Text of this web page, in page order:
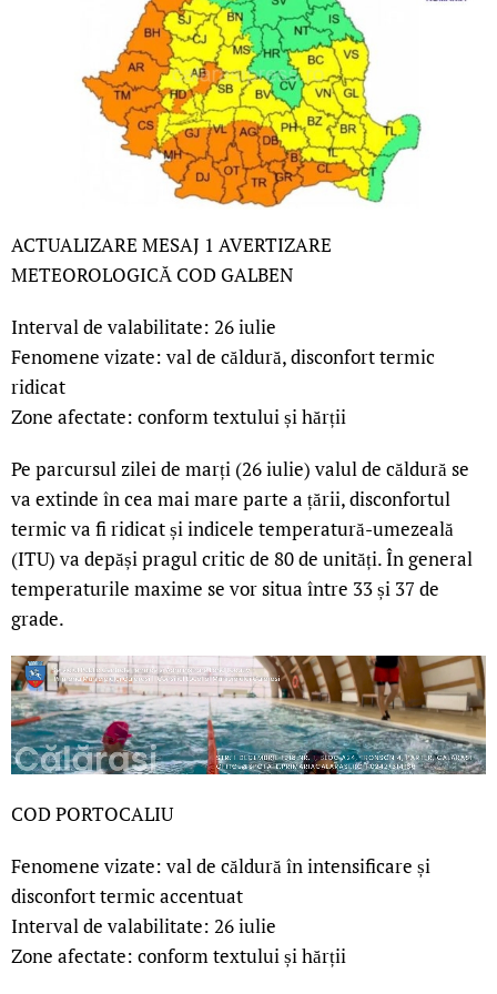
ACTUALIZARE MESAJ 1 AVERTIZARE
METEOROLOGICĂ COD GALBEN
Interval de valabilitate: 26 iulie
Fenomene vizate: val de căldură, disconfort termic
ridicat
Zone afectate: conform textului și hărții
Pe parcursul zilei de marți (26 iulie) valul de căldură se
va extinde în cea mai mare parte a țării, disconfortul
termic va fi ridicat și indicele temperatură-umezeală
(ITU) va depăși pragul critic de 80 de unități. În general
temperaturile maxime se vor situa între 33 și 37 de
grade.
COD PORTOCALIU
Fenomene vizate: val de căldură în intensificare și
disconfort termic accentuat
Interval de valabilitate: 26 iulie
Zone afectate: conform textului și hărții